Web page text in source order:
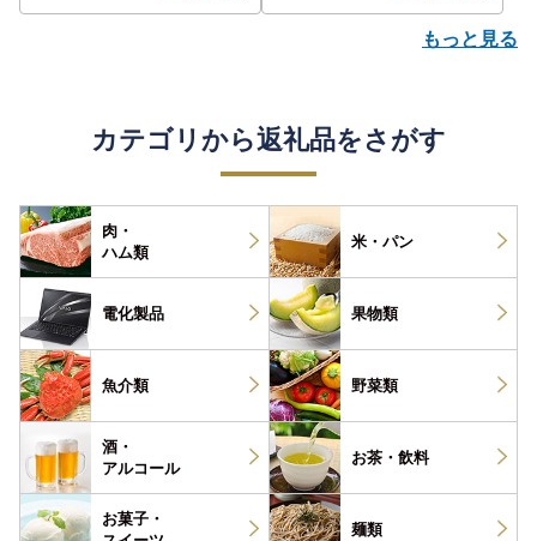
もっと見る
カテゴリから返礼品をさがす
肉・
ハム類
米・パン
電化製品 果物類
魚介類 野菜類
酒・
アルコール
お茶・ 飲料
お菓子・
麺類